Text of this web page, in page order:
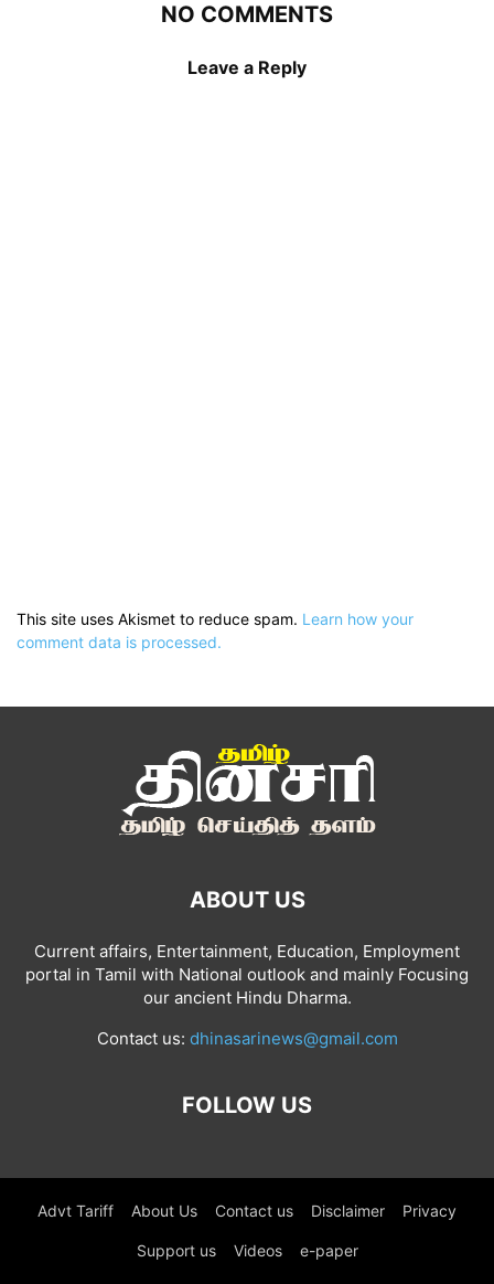
NO COMMENTS
Leave a Reply
This site uses Akismet to reduce spam. Learn how your
comment data is processed.
ABOUT US
Current affairs, Entertainment, Education, Employment
portal in Tamil with National outlook and mainly Focusing
our ancient Hindu Dharma.
Contact us: dhinasarinews@gmail.com
FOLLOW US
Advt Tariff About Us Contact us Disclaimer Privacy
Support us Videos e-paper